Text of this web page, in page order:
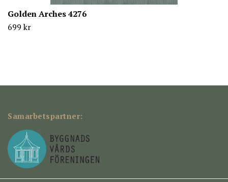
Golden Arches 4276
699 kr
Samarbetspartner: